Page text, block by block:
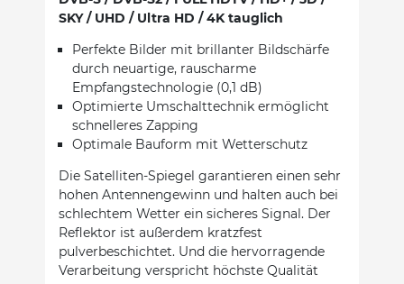
SKY / UHD / Ultra HD / 4K tauglich
Perfekte Bilder mit brillanter Bildschärfe
durch neuartige, rauscharme
Empfangstechnologie (0,1 dB)
Optimierte Umschalttechnik ermöglicht
schnelleres Zapping
Optimale Bauform mit Wetterschutz
Die Satelliten-Spiegel garantieren einen sehr
hohen Antennengewinn und halten auch bei
schlechtem Wetter ein sicheres Signal. Der
Reflektor ist außerdem kratzfest
pulverbeschichtet. Und die hervorragende
Verarbeitung verspricht höchste Qualität